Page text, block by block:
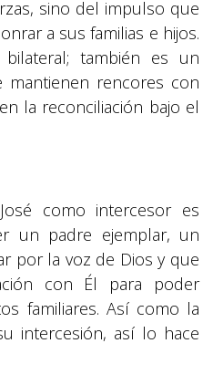
sino del impulso que
a sus familias e hijos.
también es un
rencores con
la reconciliación bajo el
como intercesor es
un padre ejemplar, un
por la voz de Dios y que
con Él para poder
familiares. Así como la
intercesión, así lo hace